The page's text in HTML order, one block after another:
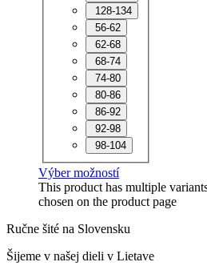
128-134
56-62
62-68
68-74
74-80
80-86
86-92
92-98
98-104
Výber možností
This product has multiple
chosen on the product page
Ručne šité na Slovensku
Šijeme v našej dieli v Lietave